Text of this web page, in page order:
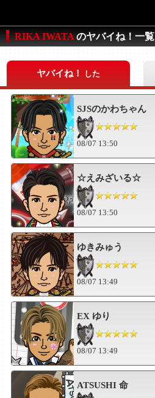
RIKA IWATA のヤバイね！一覧
ヤバイね！ した
SJSのかわちゃん
08/07 13:50
☆えみざいる☆
08/07 13:50
ゆきみゅう
08/07 13:49
EX ゆり
08/07 13:49
ATSUSHI 命